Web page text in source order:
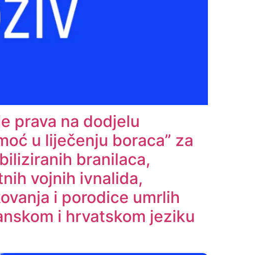
prava na dodjelu
u liječenju boraca” za
branilaca,
vojnih ivnalida,
i porodice umrlih
i hrvatskom jeziku